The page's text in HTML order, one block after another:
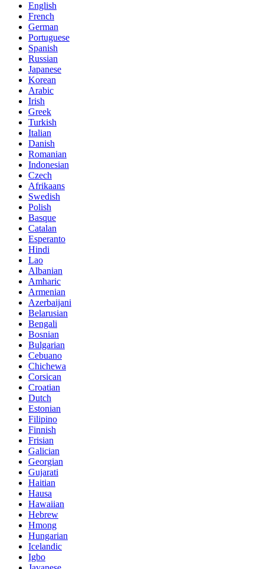
English
French
German
Portuguese
Spanish
Russian
Japanese
Korean
Arabic
Irish
Greek
Turkish
Italian
Danish
Romanian
Indonesian
Czech
Afrikaans
Swedish
Polish
Basque
Catalan
Esperanto
Hindi
Lao
Albanian
Amharic
Armenian
Azerbaijani
Belarusian
Bengali
Bosnian
Bulgarian
Cebuano
Chichewa
Corsican
Croatian
Dutch
Estonian
Filipino
Finnish
Frisian
Galician
Georgian
Gujarati
Haitian
Hausa
Hawaiian
Hebrew
Hmong
Hungarian
Icelandic
Igbo